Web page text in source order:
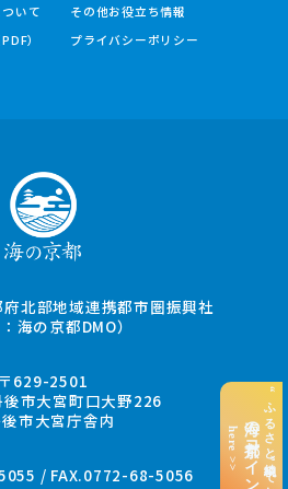
“ふるさと納税”でお支払い
海の京都コイン
here >>
いて
その他お役立ち情報
）
プライバシーポリシー
北部地域連携都市圏振興社
：海の京都DMO）
〒629-2501
市大宮町口大野226
市大宮庁舎内
/ FAX.0772-68-5056